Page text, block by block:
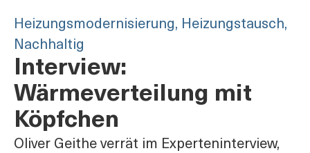
Heizungsmodernisierung, Heizungstausch,
Nachhaltig
Interview:
Wärmeverteilung mit
Köpfchen
Oliver Geithe verrät im Experteninterview,